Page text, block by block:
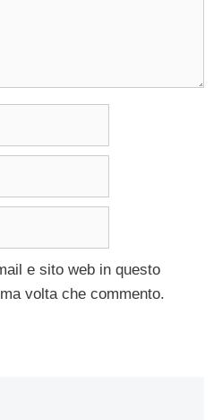
e sito web in questo
volta che commento.